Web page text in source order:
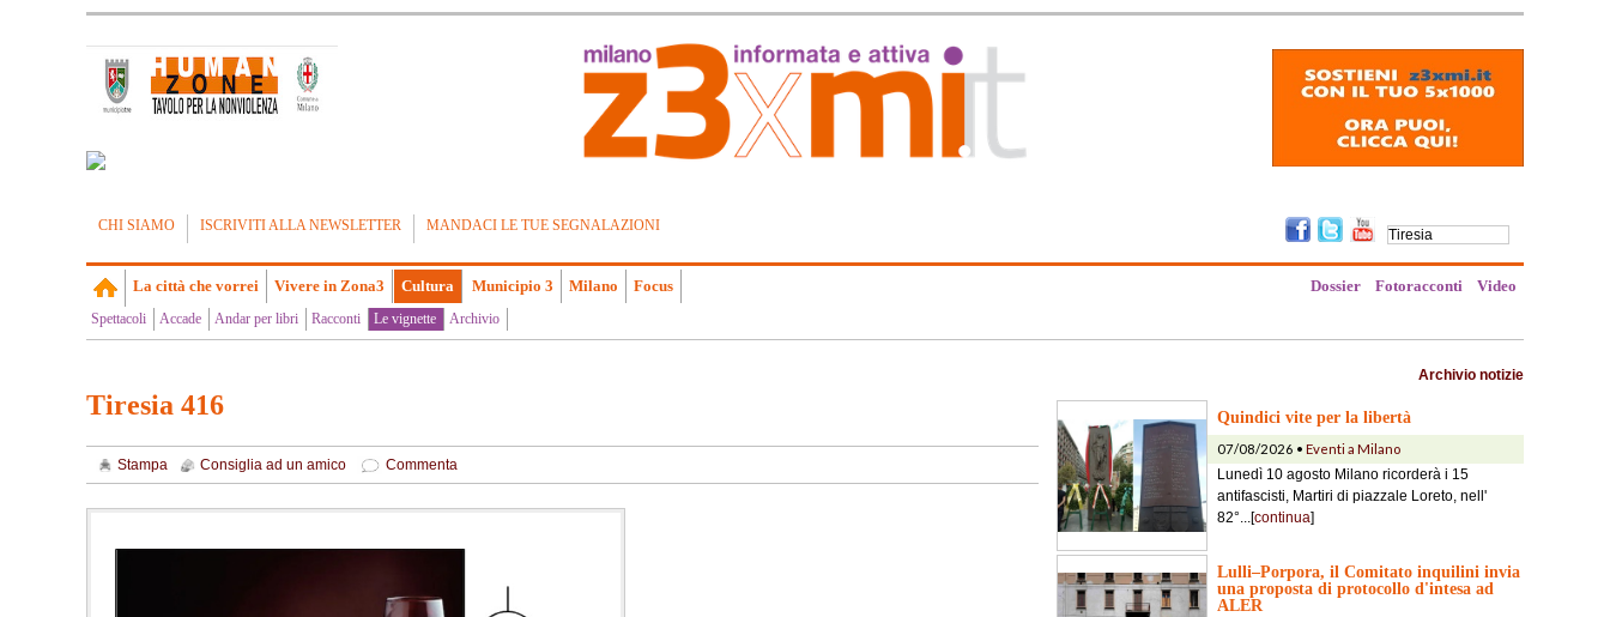
CHI SIAMO ISCRIVITI ALLA NEWSLETTER MANDACI LE TUE SEGNALAZIONI
La città che vorrei Vivere in Zona3 Cultura Municipio 3 Milano Focus Dossier Fotoracconti Video
Spettacoli Accade Andar per libri Racconti Le vignette Archivio
Tiresia 416
Stampa Consiglia ad un amico Commenta
Archivio notizie
Quindici vite per la libertà
07/08/2026 • Eventi a Milano
Lunedì 10 agosto Milano ricorderà i 15
antifascisti, Martiri di piazzale Loreto, nell'
82°...[continua]
Lulli–Porpora, il Comitato inquilini invia
una proposta di protocollo d'intesa ad
ALER